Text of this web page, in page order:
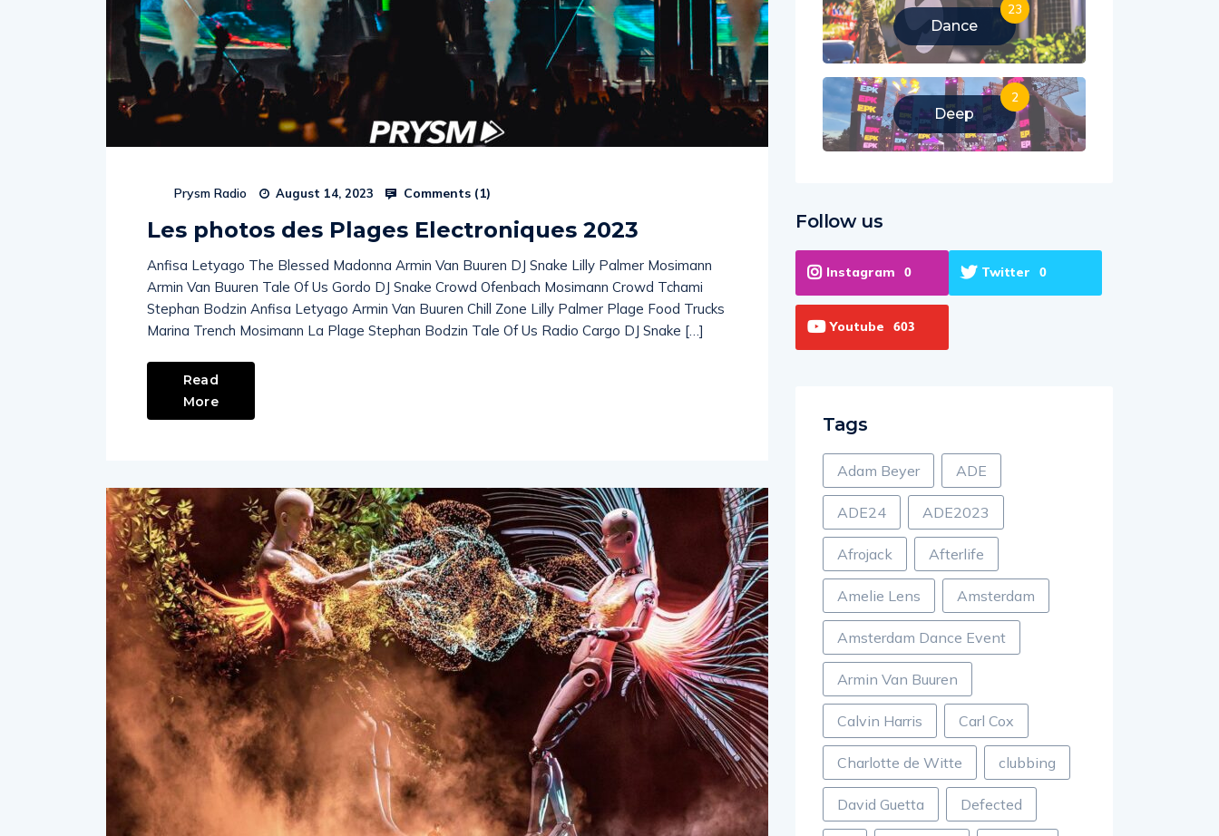
Prysm Radio August 14, 2023 Comments (1)
Les photos des Plages Electroniques 2023
Anfisa Letyago The Blessed Madonna Armin Van Buuren DJ Snake Lilly Palmer Mosimann
Armin Van Buuren Tale Of Us Gordo DJ Snake Crowd Ofenbach Mosimann Crowd Tchami
Stephan Bodzin Anfisa Letyago Armin Van Buuren Chill Zone Lilly Palmer Plage Food Trucks
Marina Trench Mosimann La Plage Stephan Bodzin Tale Of Us Radio Cargo DJ Snake […]
Read
More
Dance
23
Deep
2
Follow us
Instagram 0 Twitter 0
Youtube 603
Tags
Adam Beyer ADE
ADE24 ADE2023
Afrojack Afterlife
Amelie Lens Amsterdam
Amsterdam Dance Event
Armin Van Buuren
Calvin Harris Carl Cox
Charlotte de Witte clubbing
David Guetta Defected